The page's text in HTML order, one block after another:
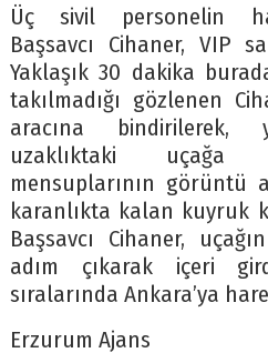
Üç sivil personelin
Başsavcı Cihaner, VIP
Yaklaşık 30 dakika
takılmadığı gözlenen
aracına bindirilerek,
uzaklıktaki uçağa
mensuplarının görüntü
karanlıkta kalan kuyruk
Başsavcı Cihaner,
adım çıkarak içeri
sıralarında Ankara’ya
Erzurum Ajans